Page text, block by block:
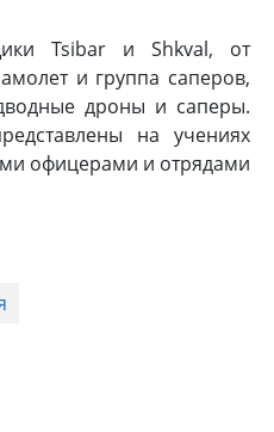
Tsibar и Shkval, от
и группа саперов,
дроны и саперы.
на учениях
офицерами и отрядами